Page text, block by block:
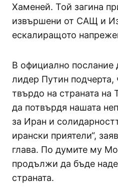
Хаменей. Той загина
извършени от САЩ и
ескалиращото
В официално послание
лидер Путин подчерта,
твърдо на страната на
да потвърдя нашата
за Иран и
ирански приятели“,
глава. По думите му
продължи да бъде
страната.